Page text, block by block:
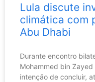
Lula discute
climática com
Abu Dhabi
Durante encontro
Mohammed bin
intenção de concluir,